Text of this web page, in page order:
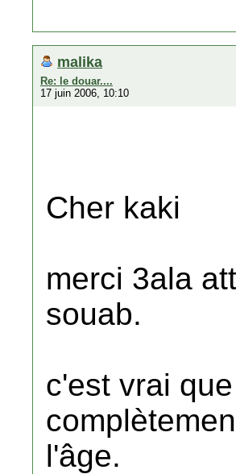
malika
Re: le douar....
17 juin 2006, 10:10
Cher kaki
merci 3ala
souab.
c'est vrai
l'âge.